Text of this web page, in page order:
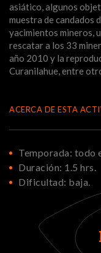
asiático, algunos
muestra de candados
yacimientos mineros,
rescatar a los 33
año 2010 y la
Curanilahue, entre
ACERCA DE ESTA
Temporada: todo
Duración: 1.5 hrs.
Dificultad: baja.